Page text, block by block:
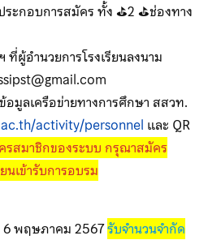
ะกอบการสมัคร ทั้ง ⛳️2 ⛳️ช่องทาง
ผู้อำนวยการโรงเรียนลงนาม
อมูลเครือข่ายทางการศึกษา สสวท.
activity/personnel และ QR
รสมาชิกของระบบ กรุณาสมัคร
เข้ารับการอบรม
พฤษภาคม 2567รับจำนวนจำกัด